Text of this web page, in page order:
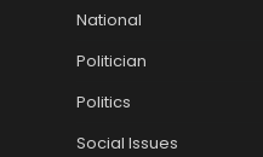
National
Politician
Politics
Social Issues